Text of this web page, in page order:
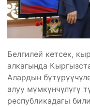
Белгилей кетсек,
алкагында
Алардын
алуу мүмкүнчүлүгү
республикадагы